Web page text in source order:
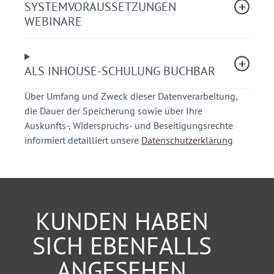
Ihr Nutzen
Sie erwerben das notwendige Fachwissen und
Absperrungen im Rahmen von Veranstaltungen.
Sie erlangen die Qualifikation zur Ausführung
Absperrungen.
Anschauliche Beispiele aus der Praxis vertiefen
Ihre Kenntnisse.
Sie können konkrete Fragen aus Ihrem
direkt mit dem erfahrenen Dozenten besprechen.
Teilnehmerkreis
Verantwortliche für das Einrichten von Absperrungen
bei Behörden, Vereinen, Kirchen und Feuerwehren
SYSTEMVORAUSSETZUNGEN
WEBINARE
ALS INHOUSE-SCHULUNG BUCHBAR
Über Umfang und Zweck dieser Datenverarbeitung,
die Dauer der Speicherung sowie über Ihre
Auskunfts-, Widerspruchs- und Beseitigungsrechte
informiert detailliert unsere Datenschutzerklärung
KUNDEN HABEN
SICH EBENFALLS